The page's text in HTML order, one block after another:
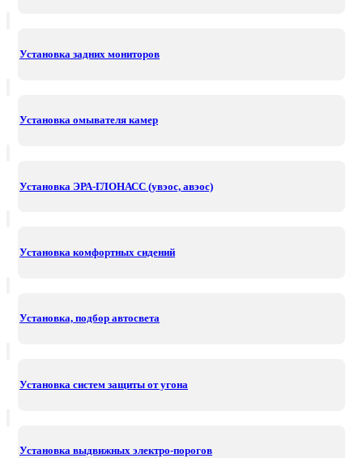
Установка задних мониторов
Установка омывателя камер
Установка ЭРА-ГЛОНАСС (увэос, авэос)
Установка комфортных сидений
Установка, подбор автосвета
Установка систем защиты от угона
Установка выдвижных электро-порогов